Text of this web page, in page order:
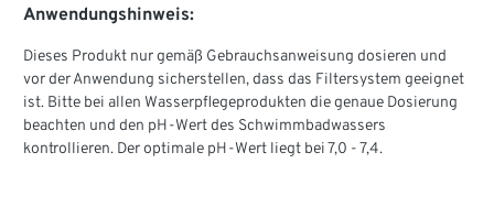
Anwendungshinweis:
Dieses Produkt nur gemäß Gebrauchsanweisung dosieren und
vor der Anwendung sicherstellen, dass das Filtersystem geeignet
ist. Bitte bei allen Wasserpflegeprodukten die genaue Dosierung
beachten und den pH-Wert des Schwimmbadwassers
kontrollieren. Der optimale pH-Wert liegt bei 7,0 - 7,4.